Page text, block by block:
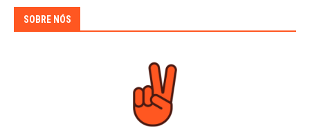
SOBRE NÓS